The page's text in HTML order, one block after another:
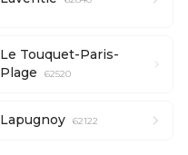
Le Touquet-Paris-
Plage
62520
Lapugnoy 62122